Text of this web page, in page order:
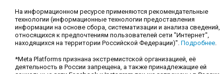
На информационном ресурсе применяются рекомендательные
технологии (информационные технологии предоставления
информации на основе сбора, систематизации и анализа сведений,
относящихся к предпочтениям пользователей сети "Интернет",
находящихся на территории Российской Федерации)". Подробнее.
*Meta Platforms признана экстремистской организацией, её
деятельность в России запрещена, а также принадлежащие ей